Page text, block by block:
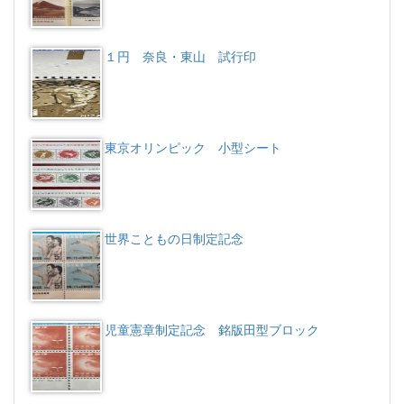
１円 奈良・東山 試行印
東京オリンピック 小型シート
世界こともの日制定記念
児童憲章制定記念 銘版田型ブロック